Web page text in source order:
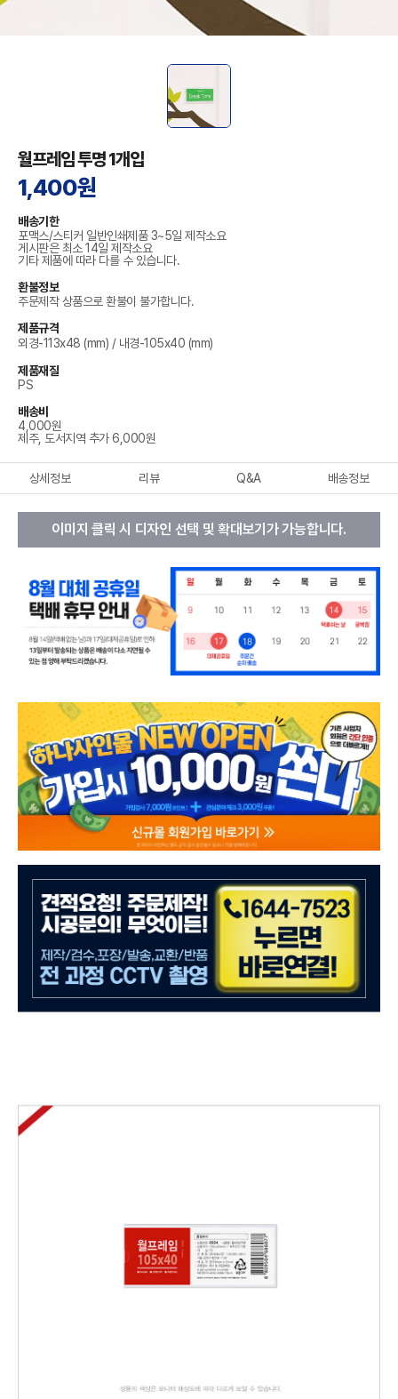
월프레임 투명 1개입
1,400원
배송기한
포맥스/스티커 일반인쇄제품 3~5일 제작소요
게시판은 최소 14일 제작소요
기타 제품에 따라 다를 수 있습니다.
환불정보
주문제작 상품으로 환불이 불가합니다.
제품규격
외경-113x48 (mm) / 내경-105x40 (mm)
제품재질
PS
배송비
4,000원
제주, 도서지역 추가 6,000원
상세정보 리뷰 Q&A 배송정보
이미지 클릭 시 디자인 선택 및 확대보기가 가능합니다.